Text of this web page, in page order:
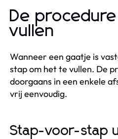
De
vullen
Wanneer een gaatje is
stap om het te vullen. De
doorgaans in een enkele
vrij eenvoudig.
Stap-voor-stap